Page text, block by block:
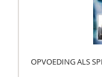
OPVOEDING ALS